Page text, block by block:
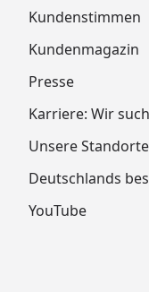
Kundenstimmen
Kundenmagazin
Presse
Karriere: Wir
Unsere Standorte
Deutschlands
YouTube